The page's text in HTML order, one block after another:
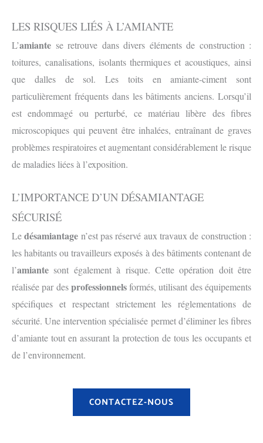
LES RISQUES LIÉS À L’AMIANTE
L’amiante se retrouve dans divers éléments de construction :
toitures, canalisations, isolants thermiques et acoustiques, ainsi
que dalles de sol. Les toits en amiante-ciment sont
particulièrement fréquents dans les bâtiments anciens. Lorsqu’il
est endommagé ou perturbé, ce matériau libère des fibres
microscopiques qui peuvent être inhalées, entraînant de graves
problèmes respiratoires et augmentant considérablement le risque
de maladies liées à l’exposition.
L’IMPORTANCE D’UN DÉSAMIANTAGE
SÉCURISÉ
Ledésamiantage n’est pas réservé aux travaux de construction :
les habitants ou travailleurs exposés à des bâtiments contenant de
l’amiante sont également à risque. Cette opération doit être
réalisée par desprofessionnelsformés, utilisant des équipements
spécifiques et respectant strictement les réglementations de
sécurité. Une intervention spécialisée permet d’éliminer les fibres
d’amiante tout en assurant la protection de tous les occupants et
de l’environnement.
CONTACTEZ-NOUS